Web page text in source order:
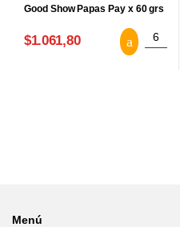
Good Show Papas Pay x 60 grs
$1.061,80 Good
Menú